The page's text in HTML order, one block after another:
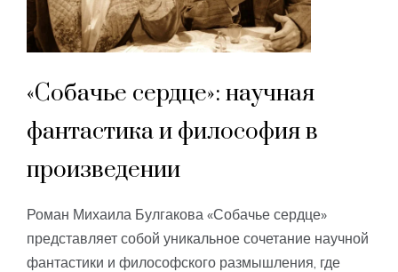
«Собачье сердце»: научная
фантастика и философия в
произведении
Роман Михаила Булгакова «Собачье сердце»
представляет собой уникальное сочетание научной
фантастики и философского размышления, где